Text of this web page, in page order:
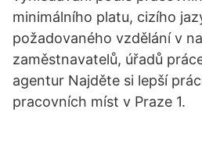
minimálního platu, cizího
požadovaného vzdělání v
zaměstnavatelů, úřadů
agentur Najděte si lepší
pracovních míst v Praze 1.